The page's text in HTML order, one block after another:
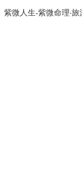
紫微人生-紫微命理‧旅